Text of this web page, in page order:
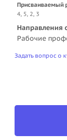
Присваиваемый
4, 5, 2, 3
Направления
Рабочие
Задать вопрос о